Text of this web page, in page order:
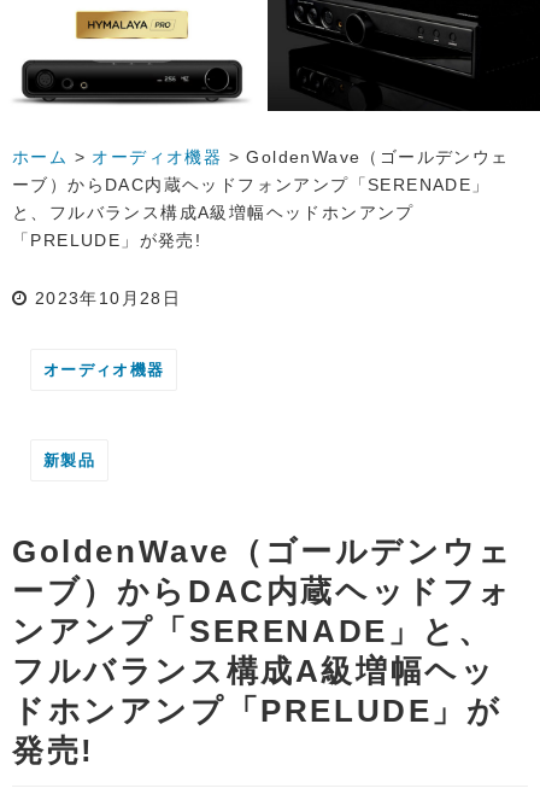
ホーム > オーディオ機器 >GoldenWave（ゴールデンウェ
ーブ）からDAC内蔵ヘッドフォンアンプ「SERENADE」
と、フルバランス構成A級増幅ヘッドホンアンプ
「PRELUDE」が発売!
2023年10月28日
オーディオ機器
新製品
GoldenWave（ゴールデンウェ
ーブ）からDAC内蔵ヘッドフォ
ンアンプ「SERENADE」と、
フルバランス構成A級増幅ヘッ
ドホンアンプ「PRELUDE」が
発売!